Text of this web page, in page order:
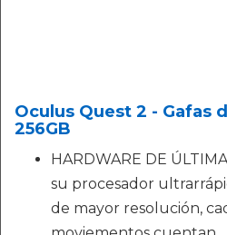
Oculus Quest 2 - Gafas
256GB
HARDWARE DE
su procesador
de mayor resolución,